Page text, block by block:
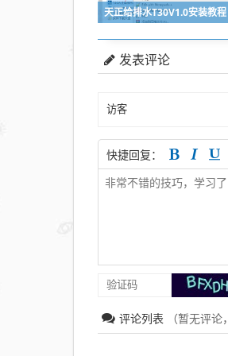
天正给排水T30V1.0安装教程
发表评论
快捷回复：
评论列表 （暂无评论，